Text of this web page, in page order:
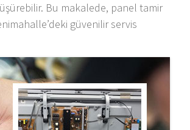
Bu makalede, panel tamir
güvenilir servis